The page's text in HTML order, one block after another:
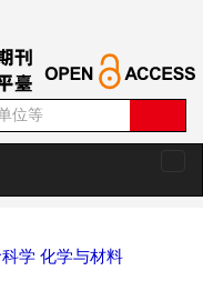
换
学 化学与材料